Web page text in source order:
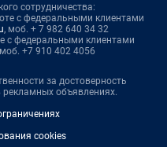
сотрудничества:
с федеральными клиентами
, моб. + 7 982 640 34 32
с федеральными клиентами
+7 910 402 4056
за достоверность
объявлениях.
cookies